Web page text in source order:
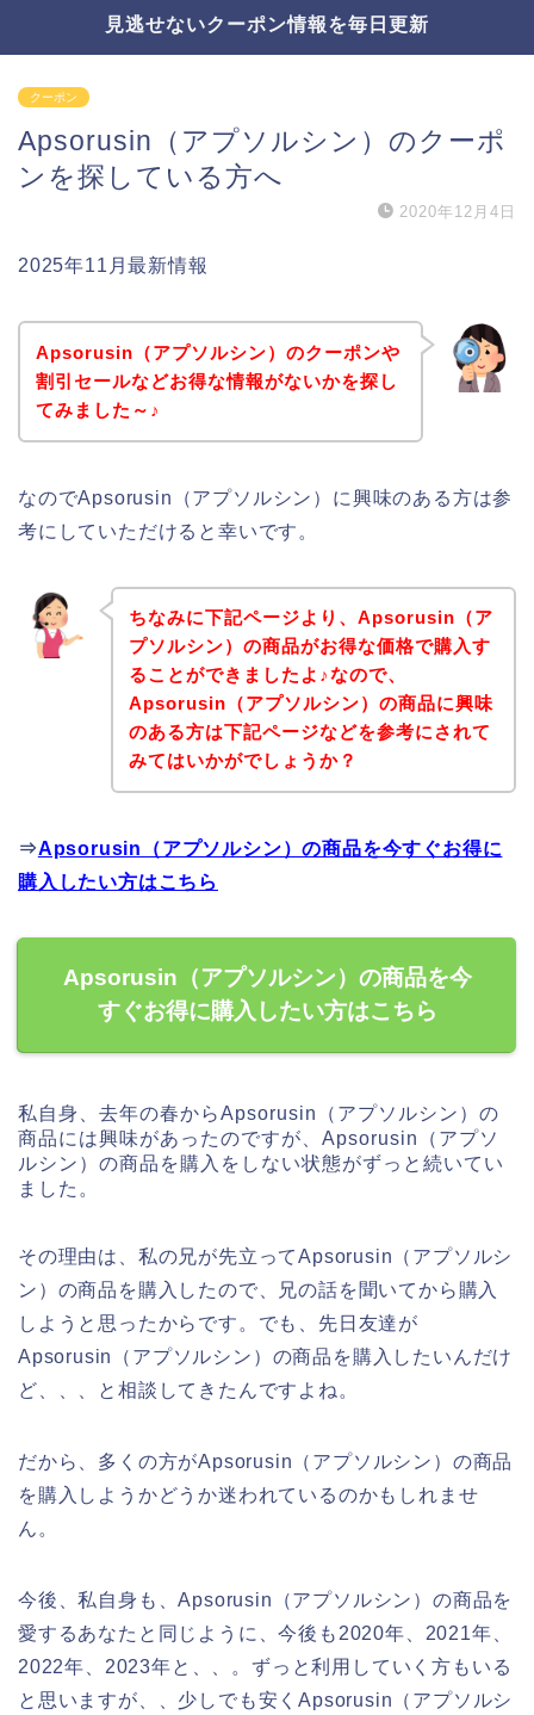
見逃せないクーポン情報を毎日更新
クーポン
Apsorusin（アプソルシン）のクーポ
ンを探している方へ
2020年12月4日
2025年11月最新情報
Apsorusin（アプソルシン）のクーポンや
割引セールなどお得な情報がないかを探し
てみました～♪
なのでApsorusin（アプソルシン）に興味のある方は参
考にしていただけると幸いです。
ちなみに下記ページより、Apsorusin（ア
プソルシン）の商品がお得な価格で購入す
ることができましたよ♪なので、
Apsorusin（アプソルシン）の商品に興味
のある方は下記ページなどを参考にされて
みてはいかがでしょうか？
⇒Apsorusin（アプソルシン）の商品を今すぐお得に
購入したい方はこちら
Apsorusin（アプソルシン）の商品を今
すぐお得に購入したい方はこちら
私自身、去年の春からApsorusin（アプソルシン）の
商品には興味があったのですが、Apsorusin（アプソ
ルシン）の商品を購入をしない状態がずっと続いてい
ました。
その理由は、私の兄が先立ってApsorusin（アプソルシ
ン）の商品を購入したので、兄の話を聞いてから購入
しようと思ったからです。でも、先日友達が
Apsorusin（アプソルシン）の商品を購入したいんだけ
ど、、、と相談してきたんですよね。
だから、多くの方がApsorusin（アプソルシン）の商品
を購入しようかどうか迷われているのかもしれませ
ん。
今後、私自身も、Apsorusin（アプソルシン）の商品を
愛するあなたと同じように、今後も2020年、2021年、
2022年、2023年と、、。ずっと利用していく方もいる
と思いますが、、少しでも安くApsorusin（アプソルシ